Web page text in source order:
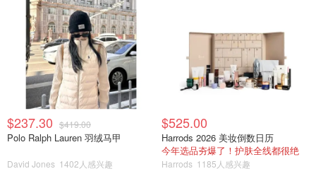
$237.30 $419.00
Polo Ralph Lauren 羽绒马甲
David Jones 1402人感兴趣
$525.00
Harrods 2026 美妆倒数日历
今年选品夯爆了！护肤全线都很绝
Harrods 1185人感兴趣